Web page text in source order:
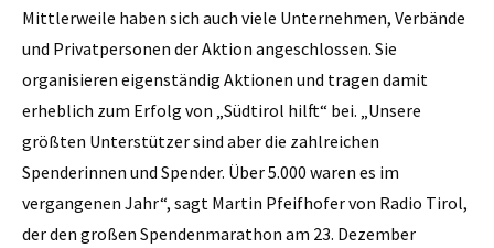
Mittlerweile haben sich auch viele Unternehmen, Verbände
und Privatpersonen der Aktion angeschlossen. Sie
organisieren eigenständig Aktionen und tragen damit
erheblich zum Erfolg von „Südtirol hilft“ bei. „Unsere
größten Unterstützer sind aber die zahlreichen
Spenderinnen und Spender. Über 5.000 waren es im
vergangenen Jahr“, sagt Martin Pfeifhofer von Radio Tirol,
der den großen Spendenmarathon am 23. Dezember